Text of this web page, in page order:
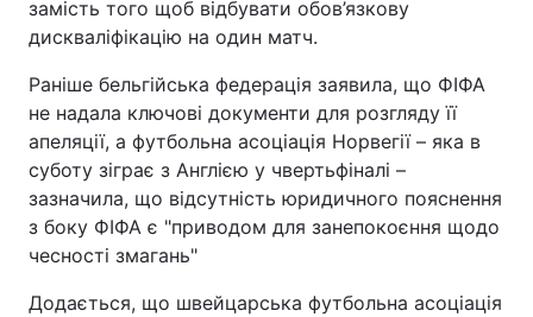
замість того щоб відбувати обов’язкову
дискваліфікацію на один матч.
Раніше бельгійська федерація заявила, що ФІФА
не надала ключові документи для розгляду її
апеляції, а футбольна асоціація Норвегії – яка в
суботу зіграє з Англією у чвертьфіналі –
зазначила, що відсутність юридичного пояснення
з боку ФІФА є "приводом для занепокоєння щодо
чесності змагань"
Додається, що швейцарська футбольна асоціація